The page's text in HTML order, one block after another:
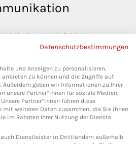
Str. 50
Bielefeld
Media
Datenschutzbestimmungen
und Anzeigen zu personalisieren,
zu können und die Zugriffe auf
Außerdem geben wir Informationen zu Ihrer
unsere Partner*innen für soziale Medien,
Partner*innen führen diese
weiteren Daten zusammen, die Sie ihnen
im Rahmen Ihrer Nutzung der Dienste
Dienstleister in Drittländern außerhalb